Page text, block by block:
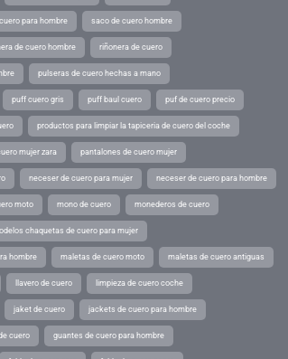
para hombre saco de cuero hombre
de cuero hombre riñonera de cuero
pulseras de cuero hechas a mano
puff cuero gris puff baul cuero puf de cuero precio
productos para limpiar la tapiceria de cuero del coche
mujer zara pantalones de cuero mujer
neceser de cuero para mujer neceser de cuero para hombre
moto mono de cuero monederos de cuero
chaquetas de cuero para mujer
hombre maletas de cuero moto maletas de cuero antiguas
llavero de cuero limpieza de cuero coche
jaket de cuero jackets de cuero para hombre
cuero guantes de cuero para hombre